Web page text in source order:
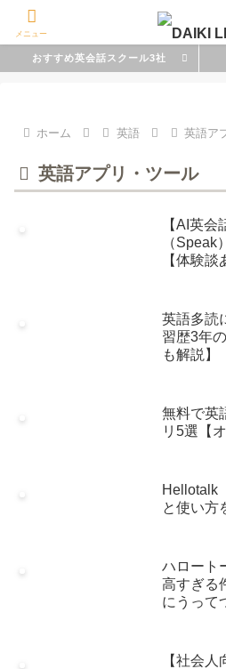
おすすめ英会話スクール3社
ホーム 英語 英語ア
英語アプリ・ツール
【AI英会
（Speak
【体験談
英語多読
習歴3年
も解説】
無料で英
リ5選【
Hellotalk
と使い方
ハロート
高すぎる
にうって
【社会
メニュー